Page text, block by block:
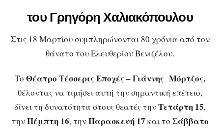
του Γρηγόρη Χαλιακόπουλου
Στις 18 Μαρτίου συμπληρώνονται 80 χρόνια από τον
θάνατο του Ελευθερίου Βενιζέλου.
Το Θέατρο Τέσσερις Εποχές – Γιάννης Μόρτζος,
θέλοντας να τιμήσει αυτή την σημαντική επέτειο,
δίνει τη δυνατότητα στους θεατές τηνΤετάρτη 15,
τηνΠέμπτη 16, τηνΠαρασκευή 17 και το Σάββατο